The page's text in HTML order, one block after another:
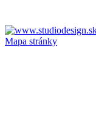
Mapa stránky